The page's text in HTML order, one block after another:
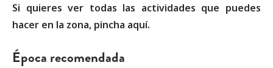
Si quieres ver todas las actividades que puedes
hacer en la zona, pincha aquí.
Época recomendada